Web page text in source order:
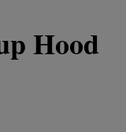
Hood